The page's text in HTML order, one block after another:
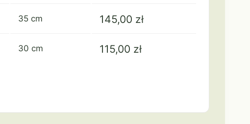
35 cm 145,00 zł
30 cm 115,00 zł